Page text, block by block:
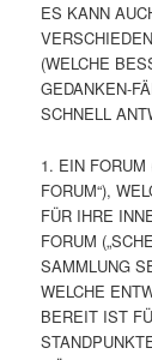
ES KANN
(WELCHE
GEDANKEN-
SCHNELL
1. EIN FORUM
FORUM“),
FÜR IHRE
FORUM
SAMMLUNG
WELCHE
BEREIT IST